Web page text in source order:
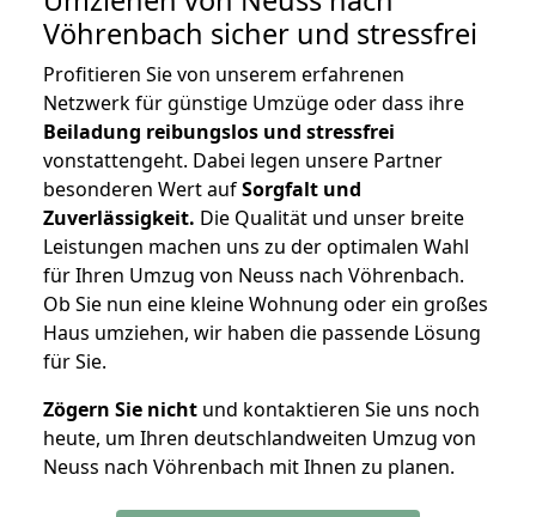
Vöhrenbach sicher und stressfrei
Profitieren Sie von unserem erfahrenen
Netzwerk für günstige Umzüge oder dass ihre
Beiladung reibungslos und stressfrei
vonstattengeht. Dabei legen unsere Partner
besonderen Wert aufSorgfalt und
Zuverlässigkeit. Die Qualität und unser breite
Leistungen machen uns zu der optimalen Wahl
für Ihren Umzug von Neuss nach Vöhrenbach.
Ob Sie nun eine kleine Wohnung oder ein großes
Haus umziehen, wir haben die passende Lösung
für Sie.
Zögern Sie nicht und kontaktieren Sie uns noch
heute, um Ihren deutschlandweiten Umzug von
Neuss nach Vöhrenbach mit Ihnen zu planen.